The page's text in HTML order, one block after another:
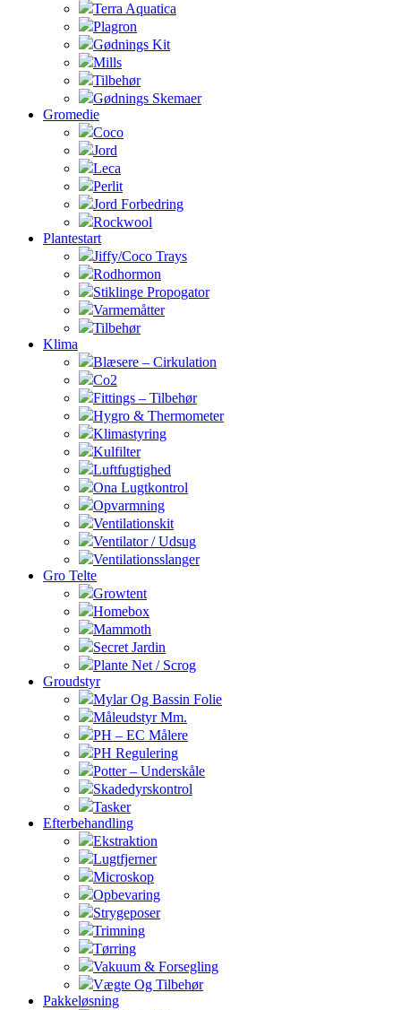
Terra Aquatica
Plagron
Gødnings Kit
Mills
Tilbehør
Gødnings Skemaer
Gromedie
Coco
Jord
Leca
Perlit
Jord Forbedring
Rockwool
Plantestart
Jiffy/Coco Trays
Rodhormon
Stiklinge Propogator
Varmemåtter
Tilbehør
Klima
Blæsere – Cirkulation
Co2
Fittings – Tilbehør
Hygro & Thermometer
Klimastyring
Kulfilter
Luftfugtighed
Ona Lugtkontrol
Opvarmning
Ventilationskit
Ventilator / Udsug
Ventilationsslanger
Gro Telte
Growtent
Homebox
Mammoth
Secret Jardin
Plante Net / Scrog
Groudstyr
Mylar Og Bassin Folie
Måleudstyr Mm.
PH – EC Målere
PH Regulering
Potter – Underskåle
Skadedyrskontrol
Tasker
Efterbehandling
Ekstraktion
Lugtfjerner
Microskop
Opbevaring
Strygeposer
Trimning
Tørring
Vakuum & Forsegling
Vægte Og Tilbehør
Pakkeløsning